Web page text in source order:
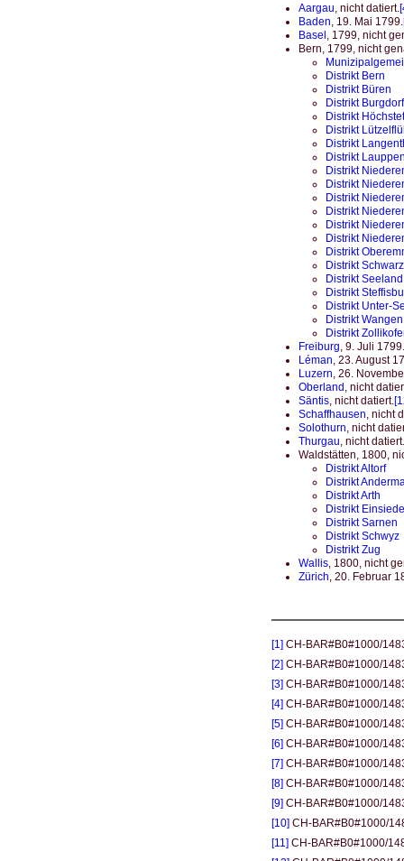
Aargau, nicht datiert.
Baden, 19. Mai 1799.
Basel , 1799, nicht
Bern, 1799, nicht
Distrikt Bern
Distrikt Büren
Distrikt Burgdorf
Distrikt
Distrikt
Distrikt
Distrikt
Distrikt
Distrikt
Distrikt
Distrikt
Distrikt
Distrikt
Distrikt
Distrikt
Distrikt Seeland
Distrikt
Distrikt Unter-
Distrikt Wangen
Distrikt
Freiburg, 9. Juli 1799.
Léman, 23. August
Luzern, 26.
Oberland , nicht
Säntis, nicht datiert.
Schaffhausen, nicht
Solothurn, nicht
Thurgau, nicht datiert.
Waldstätten, 1800,
Distrikt Altorf
Distrikt
Distrikt Arth
Distrikt
Distrikt Sarnen
Distrikt Schwyz
Distrikt Zug
Wallis, 1800, nicht
Zürich, 20. Februar
[1] CH-BAR#B0#1000/
[2] CH-BAR#B0#1000/
[3] CH-BAR#B0#1000/
[4] CH-BAR#B0#1000/
[5] CH-BAR#B0#1000/
[6] CH-BAR#B0#1000/
[7] CH-BAR#B0#1000/
[8] CH-BAR#B0#1000/
[9] CH-BAR#B0#1000/
[10] CH-BAR#B0#1000/
[11] CH-BAR#B0#1000/